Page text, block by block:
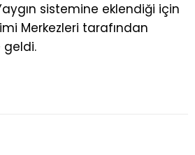
sistemine eklendiği için
Merkezleri tarafından
geldi.